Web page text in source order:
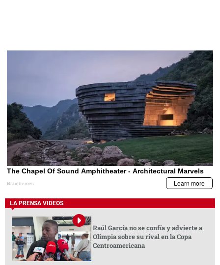
LA PRENSA VIDEOS
Raúl García no se confía y advierte a
Olimpia sobre su rival en la Copa
Centroamericana